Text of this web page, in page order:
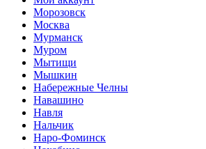
Морозовск
Москва
Мурманск
Муром
Мытищи
Мышкин
Набережные Челны
Навашино
Навля
Нальчик
Наро-Фоминск